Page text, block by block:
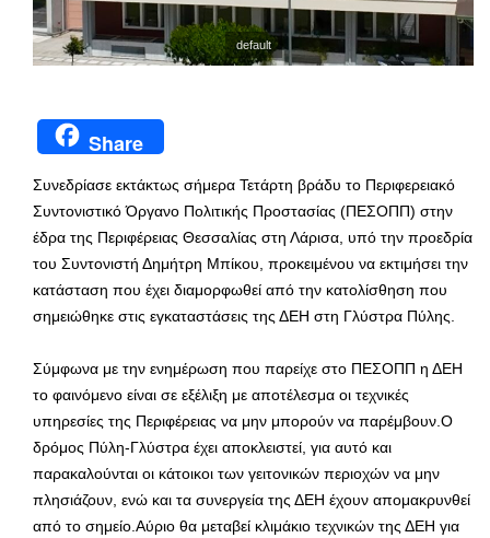
default
Share
Συνεδρίασε εκτάκτως σήμερα Τετάρτη βράδυ το Περιφερειακό
Συντονιστικό Όργανο Πολιτικής Προστασίας (ΠΕΣΟΠΠ) στην
έδρα της Περιφέρειας Θεσσαλίας στη Λάρισα, υπό την προεδρία
του Συντονιστή Δημήτρη Μπίκου, προκειμένου να εκτιμήσει την
κατάσταση που έχει διαμορφωθεί από την κατολίσθηση που
σημειώθηκε στις εγκαταστάσεις της ΔΕΗ στη Γλύστρα Πύλης.
Σύμφωνα με την ενημέρωση που παρείχε στο ΠΕΣΟΠΠ η ΔΕΗ
το φαινόμενο είναι σε εξέλιξη με αποτέλεσμα οι τεχνικές
υπηρεσίες της Περιφέρειας να μην μπορούν να παρέμβουν.Ο
δρόμος Πύλη-Γλύστρα έχει αποκλειστεί, για αυτό και
παρακαλούνται οι κάτοικοι των γειτονικών περιοχών να μην
πλησιάζουν, ενώ και τα συνεργεία της ΔΕΗ έχουν απομακρυνθεί
από το σημείο.Αύριο θα μεταβεί κλιμάκιο τεχνικών της ΔΕΗ για